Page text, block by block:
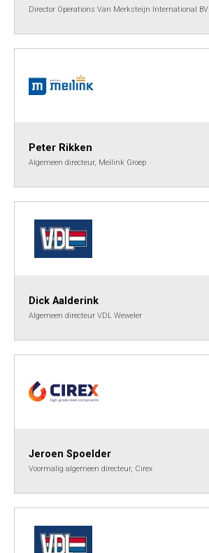
Director Operations Van Merksteijn International BV
Peter Rikken
Algemeen directeur, Meilink Groep
Dick Aalderink
Algemeen directeur VDL Weweler
Jeroen Spoelder
Voormalig algemeen directeur, Cirex